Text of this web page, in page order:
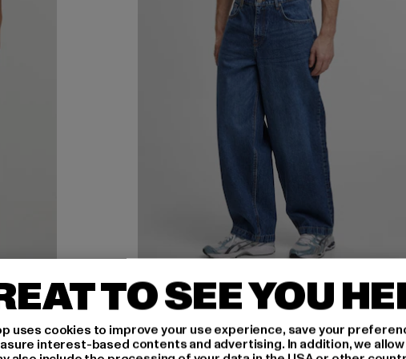
2Y STUDIOS
Eren Basic Wide Baggy
TO SEE YOU
uses cookies to improve your use experience, save your
interest-based contents and advertising. In addition, we